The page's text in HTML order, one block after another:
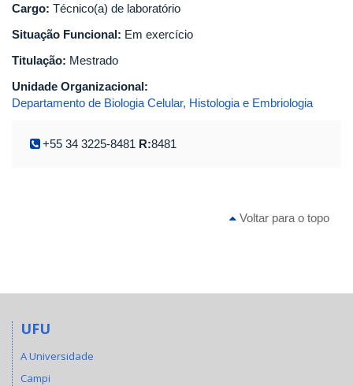
Cargo: Técnico(a) de laboratório
Situação Funcional: Em exercício
Titulação: Mestrado
Unidade Organizacional:
Departamento de Biologia Celular, Histologia e Embriologia
+55 34 3225-8481 R:8481
Voltar para o topo
UFU
A Universidade
Campi